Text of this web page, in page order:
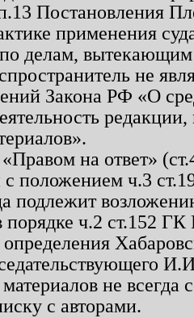
Постановления
применения
делам, вытекающим
не
Закона РФ «О
«Правом на ответ»
с положением ч.3
подлежит
ч.2 ст.152
не
с авторами.